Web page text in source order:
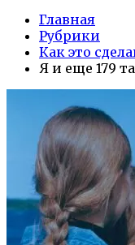
Главная
Рубрики
Как это
Я и еще 179